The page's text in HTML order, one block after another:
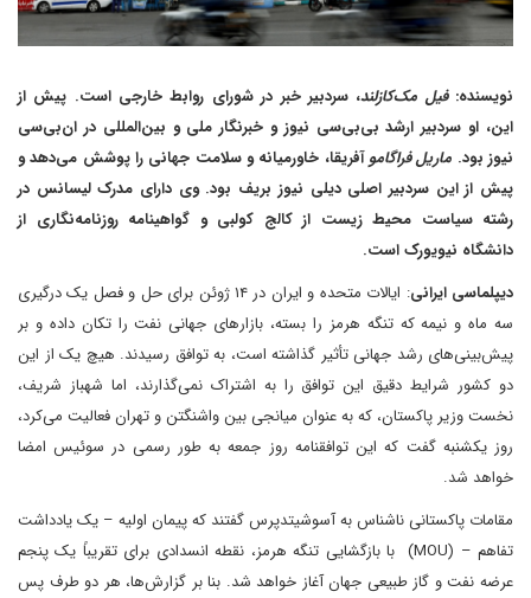
نویسنده:فیل مک‌کازلند، سردبیر خبر در شورای روابط خارجی است. پیش از
این، او سردبیر ارشد بی‌بی‌سی نیوز و خبرنگار ملی و بین‌المللی در ان‌بی‌سی
نیوز بود. ماریل فراگاموآفریقا، خاورمیانه و سلامت جهانی را پوشش می‌دهد و
پیش از این سردبیر اصلی دیلی نیوز بریف بود. وی دارای مدرک لیسانس در
رشته سیاست محیط زیست از کالج کولبی و گواهینامه روزنامه‌نگاری از
دانشگاه نیویورک است.
دیپلماسی ایرانی
: ایالات متحده و ایران در ۱۴ ژوئن برای حل و فصل یک درگیری
سه ماه و نیمه که تنگه هرمز را بسته، بازارهای جهانی نفت را تکان داده و بر
پیش‌بینی‌های رشد جهانی تأثیر گذاشته است، به توافق رسیدند. هیچ یک از این
دو کشور شرایط دقیق این توافق را به اشتراک نمی‌گذارند، اما شهباز شریف،
نخست وزیر پاکستان، که به عنوان میانجی بین واشنگتن و تهران فعالیت می‌کرد،
روز یکشنبه گفت که این توافقنامه روز جمعه به طور رسمی در سوئیس امضا
خواهد شد.
مقامات پاکستانی ناشناس به آسوشیتدپرس گفتند که پیمان اولیه – یک یادداشت
تفاهم – (MOU) با بازگشایی تنگه هرمز، نقطه انسدادی برای تقریباً یک پنجم
عرضه نفت و گاز طبیعی جهان آغاز خواهد شد. بنا بر گزارش‌ها، هر دو طرف پس